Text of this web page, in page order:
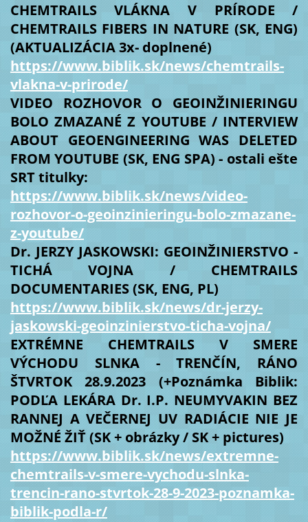
CHEMTRAILS VLÁKNA V PRÍRODE /
CHEMTRAILS FIBERS IN NATURE (SK, ENG)
(AKTUALIZÁCIA 3x- doplnené)
https://www.biblik.sk/news/chemtrails-
vlakna-v-prirode/
VIDEO ROZHOVOR O GEOINŽINIERINGU
BOLO ZMAZANÉ Z YOUTUBE / INTERVIEW
ABOUT GEOENGINEERING WAS DELETED
FROM YOUTUBE (SK, ENG SPA) - ostali ešte
SRT titulky:
https://www.biblik.sk/news/video-
rozhovor-o-geoinzinieringu-bolo-zmazane-
z-youtube/
Dr. JERZY JASKOWSKI: GEOINŽINIERSTVO -
TICHÁ VOJNA / CHEMTRAILS
DOCUMENTARIES (SK, ENG, PL)
https://www.biblik.sk/news/dr-jerzy-
jaskowski-geoinzinierstvo-ticha-vojna/
EXTRÉMNE CHEMTRAILS V SMERE
VÝCHODU SLNKA - TRENČÍN, RÁNO
ŠTVRTOK 28.9.2023 (+Poznámka Biblik:
PODĽA LEKÁRA Dr. I.P. NEUMYVAKIN BEZ
RANNEJ A VEČERNEJ UV RADIÁCIE NIE JE
MOŽNÉ ŽIŤ (SK + obrázky / SK + pictures)
https://www.biblik.sk/news/extremne-
chemtrails-v-smere-vychodu-slnka-
trencin-rano-stvrtok-28-9-2023-poznamka-
biblik-podla-r/